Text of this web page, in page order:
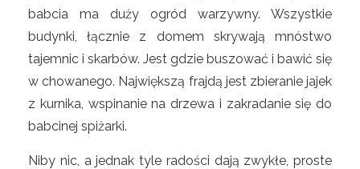
babcia ma duży ogród warzywny. Wszystkie
budynki, łącznie z domem skrywają mnóstwo
tajemnic i skarbów. Jest gdzie buszować i bawić się
w chowanego. Największą frajdą jest zbieranie jajek
z kurnika, wspinanie na drzewa i zakradanie się do
babcinej spiżarki.
Niby nic, a jednak tyle radości dają zwykłe, proste